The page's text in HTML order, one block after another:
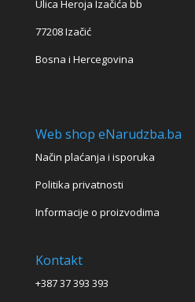
Ulica Heroja Izačića bb
77208 Izačić
Bosna i Hercegovina
Web shop eNarudzba.ba
Način plaćanja i isporuka
Politika privatnosti
Informacije o proizvodima
Kontakt
+387 37 393 393